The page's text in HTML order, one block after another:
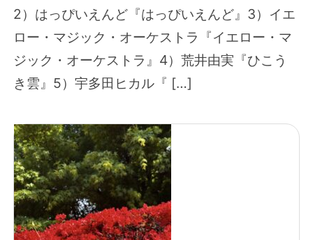
2）はっぴいえんど『はっぴいえんど』3）イエ
ロー・マジック・オーケストラ『イエロー・マ
ジック・オーケストラ』4）荒井由実『ひこう
き雲』5）宇多田ヒカル『 […]